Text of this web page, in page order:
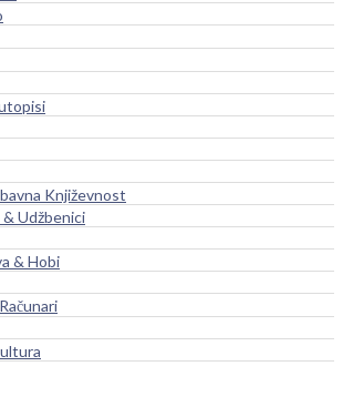
Književnost
Udžbenici
& Hobi